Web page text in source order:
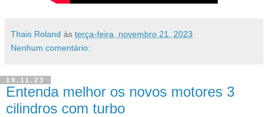
Thais Roland às terça-feira, novembro 21, 2023
Nenhum comentário:
19.11.23
Entenda melhor os novos motores 3
cilindros com turbo